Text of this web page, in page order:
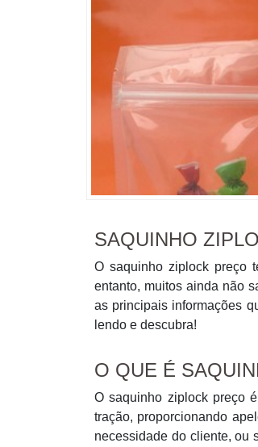
SAQUINHO
O saquinho ziplock preço
entanto, muitos ainda não
as principais informações
lendo e descubra!
O QUE É
O saquinho ziplock preço
tração, proporcionando
necessidade do cliente, ou